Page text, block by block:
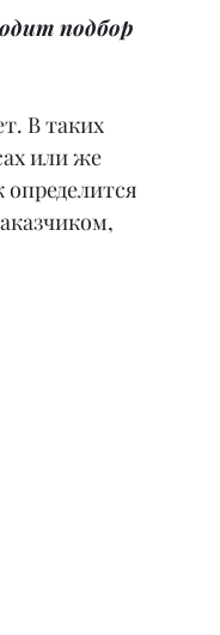
подбор
В таких
или же
определится